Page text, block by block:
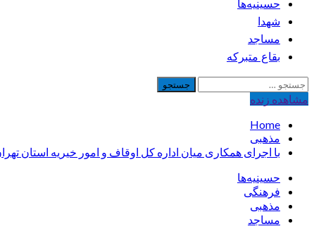
حسینیه‌ها
شهدا
مساجد
بقاع متبرکه
جستجو
برای:
مشاهده‌ زنده
Home
مذهبی
با اجرای همکاری میان اداره کل اوقاف و امور خیریه استان تهران و
حسینیه‌ها
فرهنگی
مذهبی
مساجد